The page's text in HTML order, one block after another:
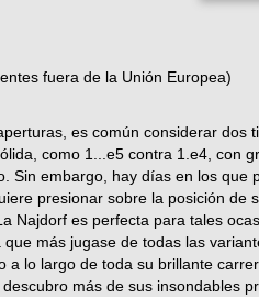
fuera de la Unión Europea)
es común considerar dos
como 1...e5 contra 1.e4, con
Sin embargo, hay días en los que
presionar sobre la posición de
Najdorf es perfecta para tales
más jugase de todas las
a lo largo de toda su brillante
más de sus insondables